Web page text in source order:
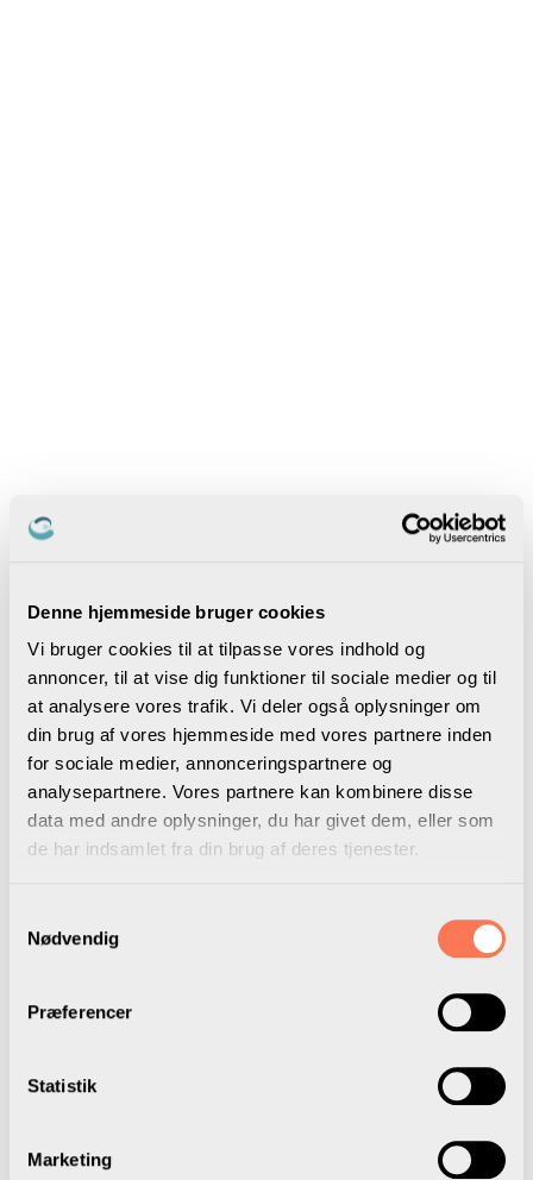
Denne hjemmeside bruger cookies
Vi bruger cookies til at tilpasse vores indhold og
annoncer, til at vise dig funktioner til sociale medier og til
at analysere vores trafik. Vi deler også oplysninger om
din brug af vores hjemmeside med vores partnere inden
for sociale medier, annonceringspartnere og
analysepartnere. Vores partnere kan kombinere disse
data med andre oplysninger, du har givet dem, eller som
de har indsamlet fra din brug af deres tjenester.
Nødvendig
Præferencer
Statistik
Marketing